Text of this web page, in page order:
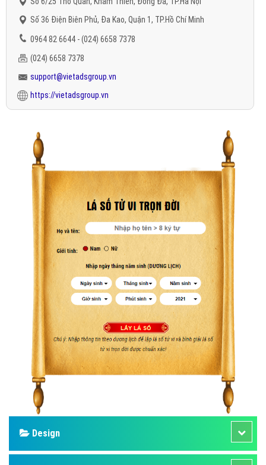
Số 36 Điện Biên Phủ, Đa Kao, Quận 1, TP.Hồ Chí Minh
0964 82 6644 - (024) 6658 7378
(024) 6658 7378
support@vietadsgroup.vn
https://vietadsgroup.vn
Design